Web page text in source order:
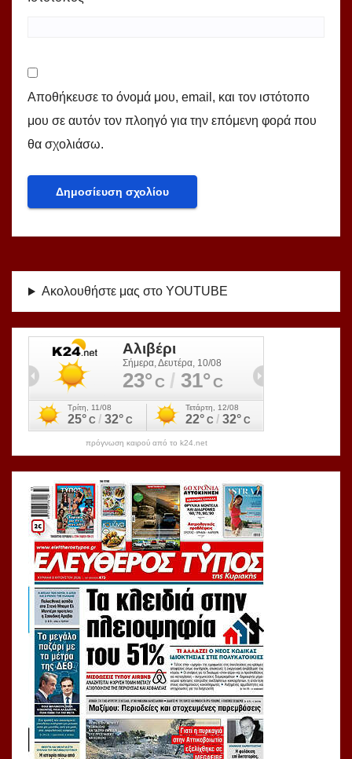
Αποθήκευσε το όνομά μου, email, και τον ιστότοπο
μου σε αυτόν τον πλοηγό για την επόμενη φορά που
θα σχολιάσω.
Ακολουθήστε μας στο YOUTUBE
πρόγνωση καιρού από το k24.net